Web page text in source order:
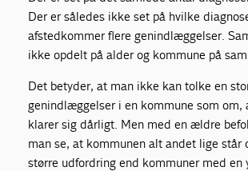
Der er således ikke set på hvilke
afstedkommer flere genindlæggelser.
ikke opdelt på alder og kommune på
Det betyder, at man ikke kan tolke en
genindlæggelser i en kommune som om,
klarer sig dårligt. Men med en ældre
man se, at kommunen alt andet lige står
større udfordring end kommuner med en